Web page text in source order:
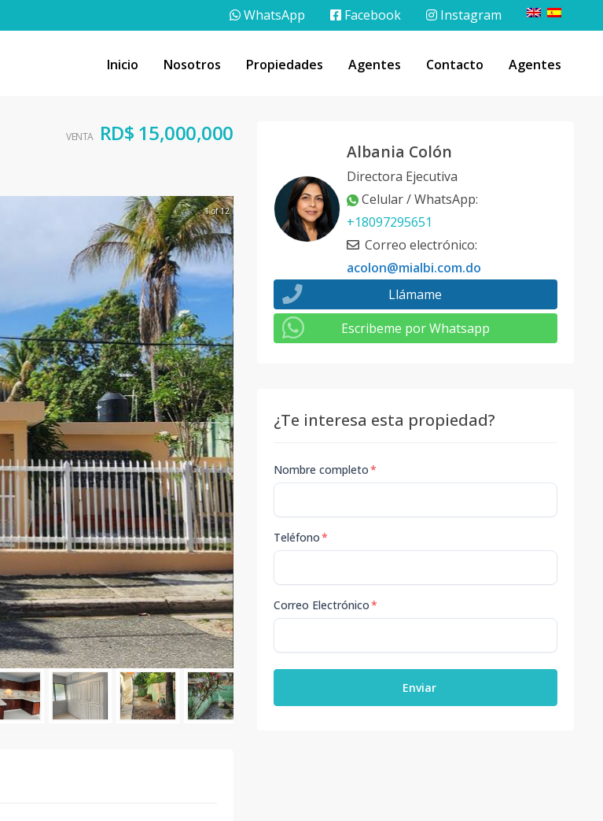
WhatsApp Facebook Instagram
Inicio Nosotros Propiedades Agentes Contacto Agentes
VENTA RD$ 15,000,000
1 of 12
Albania Colón
Directora Ejecutiva
Celular / WhatsApp:
+18097295651
Correo electrónico:
acolon@mialbi.com.do
Llámame
Escribeme por Whatsapp
¿Te interesa esta propiedad?
Nombre completo*
Teléfono*
Correo Electrónico*
Enviar